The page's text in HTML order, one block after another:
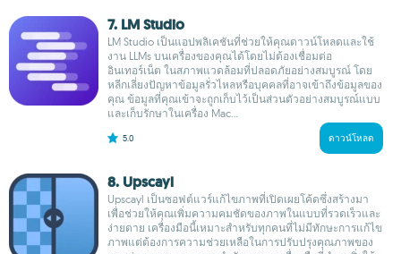
7. LM Studio
LM Studio เป็นแอปพลิเคชันที่ช่วยให้คุณดาวน์โหลดและใช้
งาน LLMs บนเครื่องของคุณได้โดยไม่ต้องเชื่อมต่อ
อินเทอร์เน็ต ในสภาพแวดล้อมที่ปลอดภัยอย่างสมบูรณ์ โดย
หลีกเลี่ยงปัญหาข้อมูลรั่วไหลหรือบุคคลที่อาจเข้าถึงข้อมูลของ
คุณ ข้อมูลที่คุณเข้าจะถูกเก็บไว้เป็นส่วนตัวอย่างสมบูรณ์แบบ
และเก็บรักษาในเครื่อง Mac...
5.0 ดาวน์โหลด
8. Upscayl
Upscayl เป็นซอฟต์แวร์แก้ไขภาพที่เปิดเผยโค้ดซึ่งสร้างมา
เพื่อช่วยให้คุณเพิ่มความคมชัดของภาพในแบบที่รวดเร็วและ
ง่ายดาย เครื่องมือนี้เหมาะสำหรับทุกคนที่ไม่มีทักษะการแก้ไข
ภาพแต่ต้องการความช่วยเหลือในการปรับปรุงคุณภาพของ